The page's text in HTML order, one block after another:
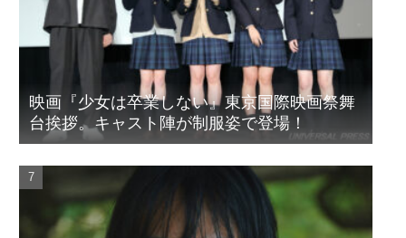
映画『少女は卒業しない』東京国際映画祭舞
台挨拶。キャスト陣が制服姿で登場！